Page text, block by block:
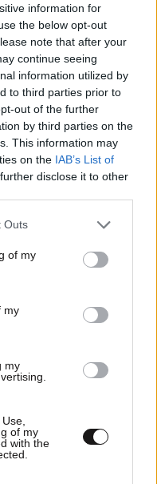
information for
the below opt-out
note that after your
continue seeing
information utilized by
to third parties prior to
out of the further
by third parties on the
This information may
on the IAB’s List of
disclose it to other
one or more Google
You may click to
its third-party tags to
in below Google
Outs
of my
my
my
of my
with the